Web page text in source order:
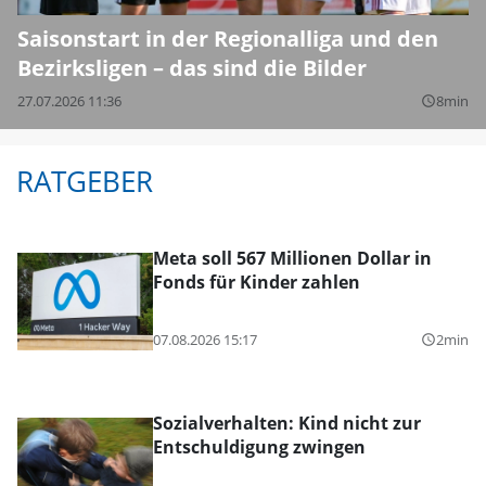
Saisonstart in der Regionalliga und den
Bezirksligen – das sind die Bilder
27.07.2026 11:36 query_builder8min
RATGEBER
Meta soll 567 Millionen Dollar in
Fonds für Kinder zahlen
07.08.2026 15:17 query_builder2min
Sozialverhalten: Kind nicht zur
Entschuldigung zwingen